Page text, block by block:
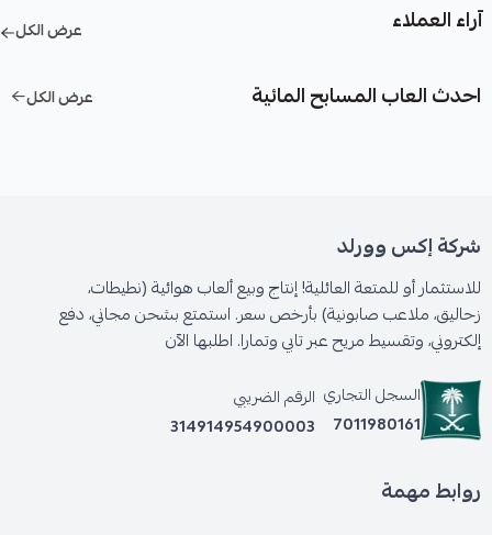
آراء العملاء عرض الكل
احدث العاب المسابح المائية عرض الكل
شركة إكس وورلد
للاستثمار أو للمتعة العائلية! إنتاج وبيع ألعاب هوائية (نطيطات،
زحاليق، ملاعب صابونية) بأرخص سعر. استمتع بشحن مجاني، دفع
إلكتروني، وتقسيط مريح عبر تابي وتمارا. اطلبها الآن
السجل التجاري
7011980161
الرقم الضريبي
314914954900003
روابط مهمة